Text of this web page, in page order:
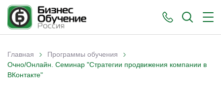
Вы здесь
Главная › Программы обучения ›
Очно/Онлайн. Семинар "Стратегии продвижения компании в
ВКонтакте"